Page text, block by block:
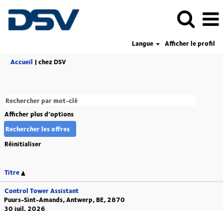
Langue
Afficher le profil
Accueil | chez DSV(page
Afficher plus d’options
Réinitialiser
Titre
Control Tower Assistant
Puurs-Sint-Amands, Antwerp, BE, 2870
30 juil. 2026